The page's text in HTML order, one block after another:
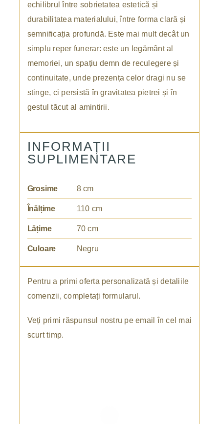
echilibrul între sobrietatea estetică și
durabilitatea materialului, între forma clară și
semnificația profundă. Este mai mult decât un
simplu reper funerar: este un legământ al
memoriei, un spațiu demn de reculegere și
continuitate, unde prezența celor dragi nu se
stinge, ci persistă în gravitatea pietrei și în
gestul tăcut al amintirii.
INFORMAȚII
SUPLIMENTARE
Grosime 8 cm
Înălțime 110 cm
Lățime 70 cm
Culoare Negru
Pentru a primi oferta personalizată și detaliile
comenzii, completați formularul.
Veți primi răspunsul nostru pe email în cel mai
scurt timp.